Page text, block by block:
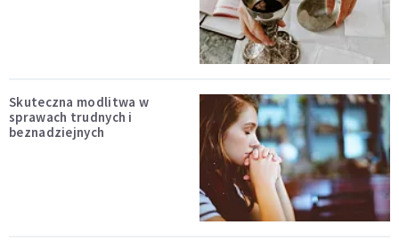
Skuteczna modlitwa w
sprawach trudnych i
beznadziejnych